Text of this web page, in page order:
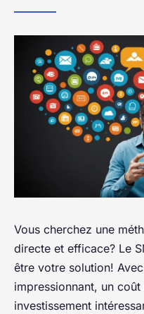
Vous cherchez une
directe et efficace? Le
être votre solution!
impressionnant, un
investissement